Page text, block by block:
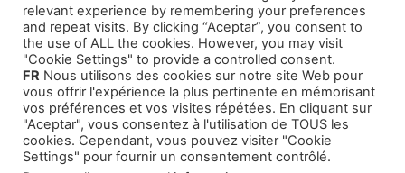
Intriga y Narrativa
Cursos Formativos
Audiolibros Autoayuda
Cuentos infantiles
relevant experience by remembering your preferences
and repeat visits. By clicking “Aceptar”, you consent to
the use of ALL the cookies. However, you may visit
"Cookie Settings" to provide a controlled consent.
FR Nous utilisons des cookies sur notre site Web pour
vous offrir l'expérience la plus pertinente en mémorisant
vos préférences et vos visites répétées. En cliquant sur
"Aceptar", vous consentez à l'utilisation de TOUS les
cookies. Cependant, vous pouvez visiter "Cookie
Settings" pour fournir un consentement contrôlé.